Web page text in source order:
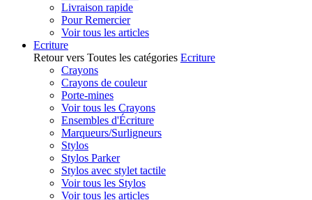
Livraison rapide
Pour Remercier
Voir tous les articles
Ecriture
Retour vers Toutes les catégories Ecriture
Crayons
Crayons de couleur
Porte-mines
Voir tous les Crayons
Ensembles d'Écriture
Marqueurs/Surligneurs
Stylos
Stylos Parker
Stylos avec stylet tactile
Voir tous les Stylos
Voir tous les articles